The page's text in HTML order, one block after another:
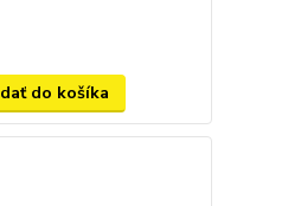
do košíka